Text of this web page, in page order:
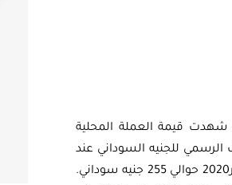
شهدت قيمة العملة المحلية
للجنيه السوداني عند
55 جنيه سوداني لكل دولار، ارتفعت قيمة الدولار في السوق الموازية في 10 سبتمبر2020 حوالي 255 جنيه سوداني.
Add To Cart